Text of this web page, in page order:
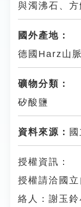
與濁沸石、方
國外產地：
德國Harz山
礦物分類：
矽酸鹽
資料來源：
授權資訊：
授權請洽國
絡人：謝玉鈴